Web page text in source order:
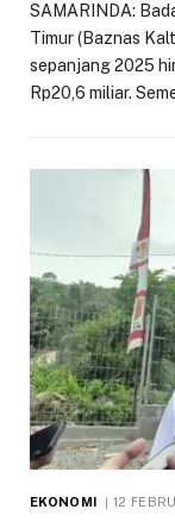
SAMARINDA:
Timur (Baznas
sepanjang 2025
Rp20,6 miliar.
EKONOMI 12